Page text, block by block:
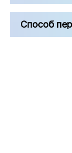
Способ